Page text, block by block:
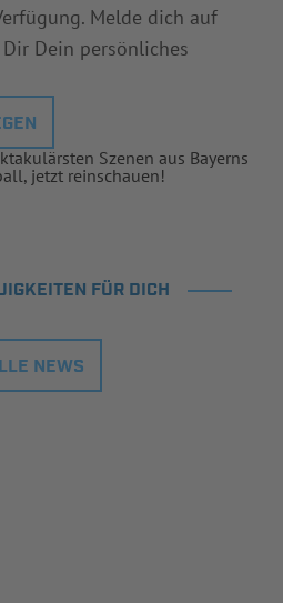
Melde dich auf
Dein persönliches
Szenen aus Bayerns
jetzt reinschauen!
FÜR DICH
NEWS